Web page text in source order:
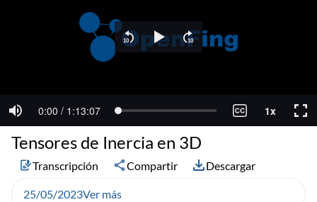
Tensores de Inercia en 3D
Transcripción Compartir Descargar
25/05/2023Ver más